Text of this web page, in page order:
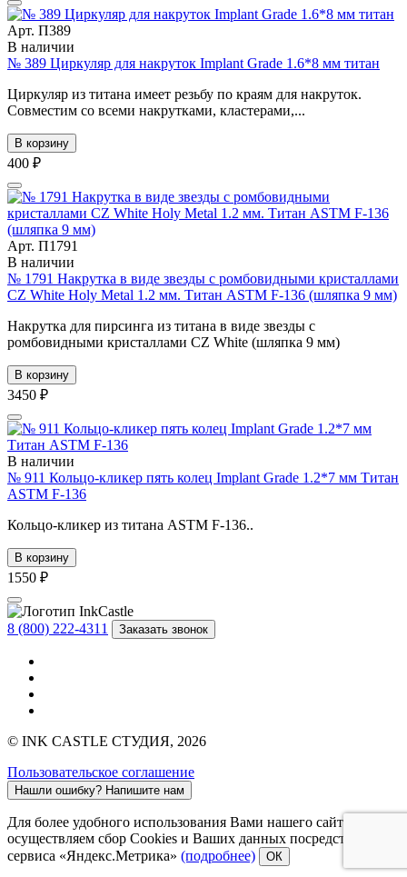
Арт. П389
В наличии
№ 389 Циркуляр для накруток Implant Grade 1.6*8 мм титан
Циркуляр из титана имеет резьбу по краям для накруток.
Cовместим со всеми накрутками, кластерами,...
В корзину
400 ₽
Арт. П1791
В наличии
№ 1791 Накрутка в виде звезды с ромбовидными кристаллами
CZ White Holy Metal 1.2 мм. Титан ASTM F-136 (шляпка 9 мм)
Накрутка для пирсинга из титана в виде звезды с
ромбовидными кристаллами CZ White (шляпка 9 мм)
В корзину
3450 ₽
В наличии
№ 911 Кольцо-кликер пять колец Implant Grade 1.2*7 мм Титан
ASTM F-136
Кольцо-кликер из титана ASTM F-136..
В корзину
1550 ₽
8 (800) 222-4311 Заказать звонок
© INK CASTLE СТУДИЯ, 2026
Пользовательское соглашение
Нашли ошибку? Напишите нам
Для более удобного использования Вами нашего сайта мы
осуществляем сбор Cookies и Ваших данных посредством
сервиса «Яндекс.Метрика» (подробнее) ОК